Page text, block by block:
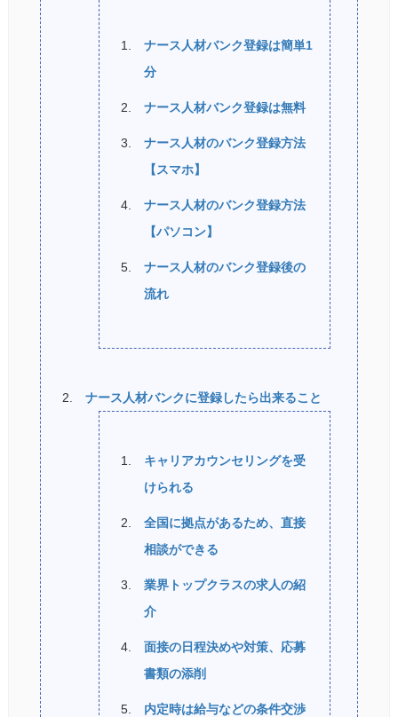
ナース人材バンク登録は簡単1
分
ナース人材バンク登録は無料
ナース人材のバンク登録方法
【スマホ】
ナース人材のバンク登録方法
【パソコン】
ナース人材のバンク登録後の
流れ
ナース人材バンクに登録したら出来ること
キャリアカウンセリングを受
けられる
全国に拠点があるため、直接
相談ができる
業界トップクラスの求人の紹
介
面接の日程決めや対策、応募
書類の添削
内定時は給与などの条件交渉